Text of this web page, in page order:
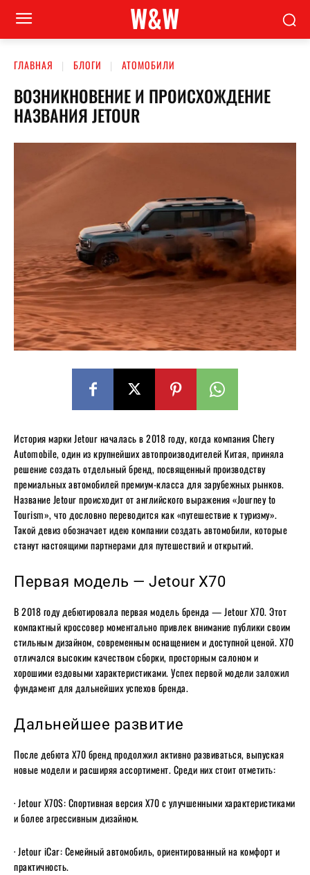
W&W
ГЛАВНАЯ БЛОГИ АТОМОБИЛИ
ВОЗНИКНОВЕНИЕ И ПРОИСХОЖДЕНИЕ
НАЗВАНИЯ JETOUR
История марки Jetour началась в 2018 году, когда компания Chery
Automobile, один из крупнейших автопроизводителей Китая, приняла
решение создать отдельный бренд, посвященный производству
премиальных автомобилей премиум-класса для зарубежных рынков.
Название Jetour происходит от английского выражения «Journey to
Tourism», что дословно переводится как «путешествие к туризму».
Такой девиз обозначает идею компании создать автомобили, которые
станут настоящими партнерами для путешествий и открытий.
Первая модель — Jetour X70
В 2018 году дебютировала первая модель бренда — Jetour X70. Этот
компактный кроссовер моментально привлек внимание публики своим
стильным дизайном, современным оснащением и доступной ценой. X70
отличался высоким качеством сборки, просторным салоном и
хорошими ездовыми характеристиками. Успех первой модели заложил
фундамент для дальнейших успехов бренда.
Дальнейшее развитие
После дебюта X70 бренд продолжил активно развиваться, выпуская
новые модели и расширяя ассортимент. Среди них стоит отметить:
· Jetour X70S: Спортивная версия X70 с улучшенными характеристиками
и более агрессивным дизайном.
· Jetour iCar: Семейный автомобиль, ориентированный на комфорт и
практичность.